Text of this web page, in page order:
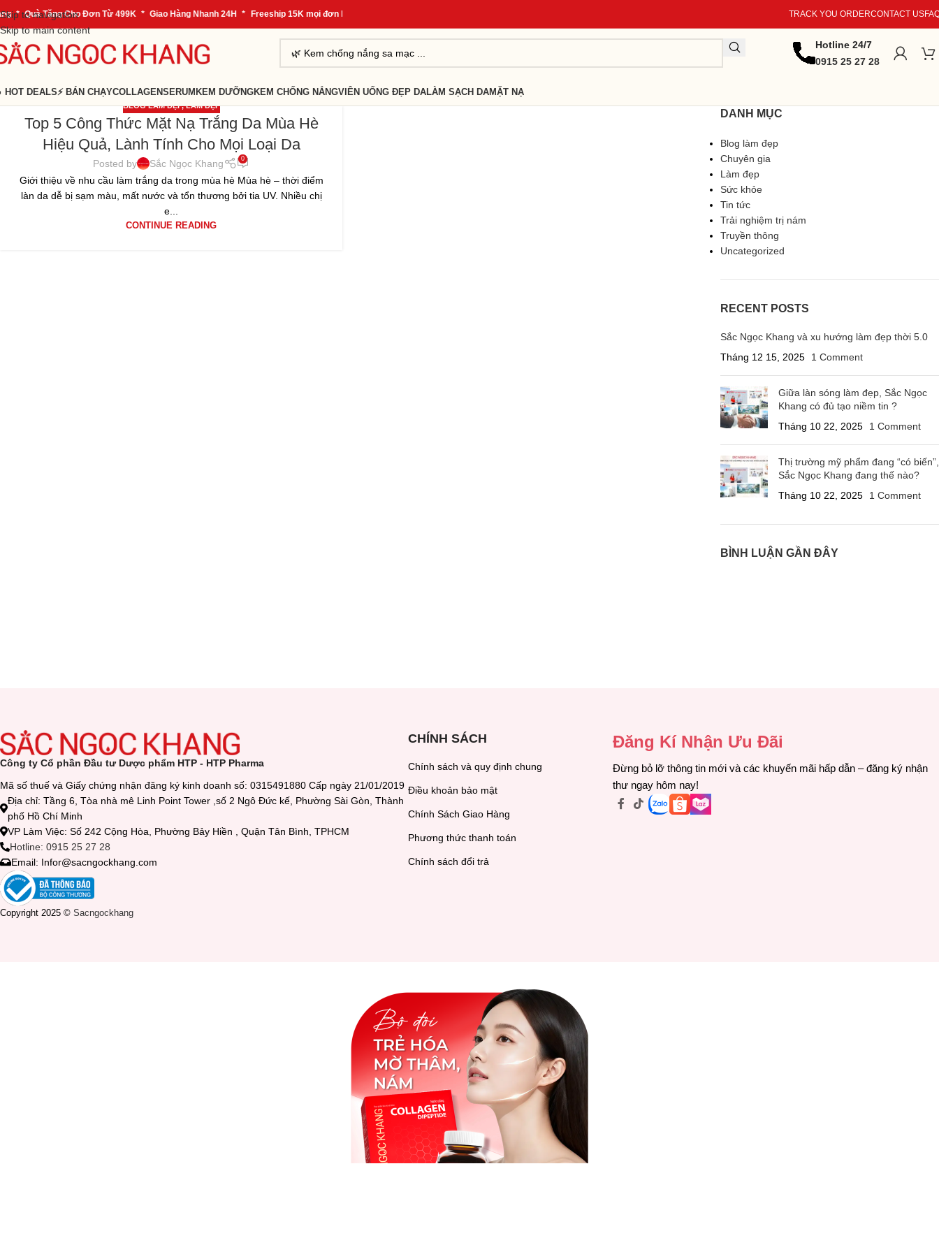
Skip to navigation
Skip to main content
* Quà Tặng Cho Đơn Từ 499K * Giao Hàng Nhanh 24H * Freeship 15K mọi đơn hàng TRACK YOU ORDERCONTACT US
Hotline 24/7
0915 25 27 28
HOT DEALS⚡ BÁN CHẠYCOLLAGENSERUMKEM DƯỠNGKEM CHỐNG NẮNGVIÊN UỐNG ĐẸP DALÀM SẠCH DAMẶT NẠ
BLOG LÀM ĐẸP,LÀM ĐẸP
Top 5 Công Thức Mặt Nạ Trắng Da Mùa Hè
Hiệu Quả, Lành Tính Cho Mọi Loại Da
Posted by Sắc Ngọc Khang 0
Giới thiệu về nhu cầu làm trắng da trong mùa hè Mùa hè – thời điểm
làn da dễ bị sạm màu, mất nước và tổn thương bởi tia UV. Nhiều chị
e...
CONTINUE READING
DANH MỤC
Blog làm đẹp
Chuyên gia
Làm đẹp
Sức khỏe
Tin tức
Trải nghiệm trị nám
Truyền thông
Uncategorized
RECENT POSTS
Sắc Ngọc Khang và xu hướng làm đẹp thời 5.0
Tháng 12 15, 2025
1 Comment
Giữa làn sóng làm đẹp, Sắc Ngọc
Khang có đủ tạo niềm tin ?
Tháng 10 22, 2025
1 Comment
Thị trường mỹ phẩm đang “có biến”,
Sắc Ngọc Khang đang thế nào?
Tháng 10 22, 2025
1 Comment
BÌNH LUẬN GẦN ĐÂY
Công ty Cổ phần Đầu tư Dược phẩm HTP - HTP Pharma
Mã số thuế và Giấy chứng nhận đăng ký kinh doanh số: 0315491880 Cấp ngày 21/01/2019
Địa chỉ: Tầng 6, Tòa nhà mê Linh Point Tower ,số 2 Ngô Đức kế, Phường Sài Gòn, Thành
phố Hồ Chí Minh
VP Làm Việc: Số 242 Cộng Hòa, Phường Bảy Hiền , Quận Tân Bình, TPHCM
Hotline: 0915 25 27 28
Email: Infor@sacngockhang.com
Copyright 2025 © Sacngockhang
CHÍNH SÁCH
Chính sách và quy định chung
Điều khoản bảo mật
Chính Sách Giao Hàng
Phương thức thanh toán
Chính sách đổi trả
Đăng Kí Nhận Ưu Đãi
Đừng bỏ lỡ thông tin mới và các khuyến mãi hấp dẫn – đăng ký nhận
thư ngay hôm nay!